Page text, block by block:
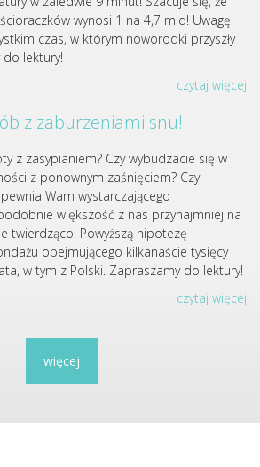
wynosi 1 na 4,7 mld! Uwagę
czas, w którym noworodki przyszły
do lektury!
czytaj więcej
z zaburzeniami snu!
z zasypianiem? Czy wybudzacie się w
z ponownym zaśnięciem? Czy
Wam wystarczającego
większość z nas przynajmniej na
twierdząco. Powyższą hipotezę
obejmującego kilkanaście tysięcy
w tym z Polski. Zapraszamy do lektury!
czytaj więcej
więcej